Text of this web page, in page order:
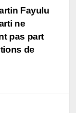
Fayulu
ne
pas part
de